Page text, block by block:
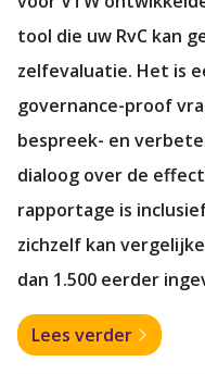
tool die uw RvC kan
zelfevaluatie. Het is
governance-proof
bespreek- en
dialoog over de
rapportage is
zichzelf kan
dan 1.500 eerder
Lees verder